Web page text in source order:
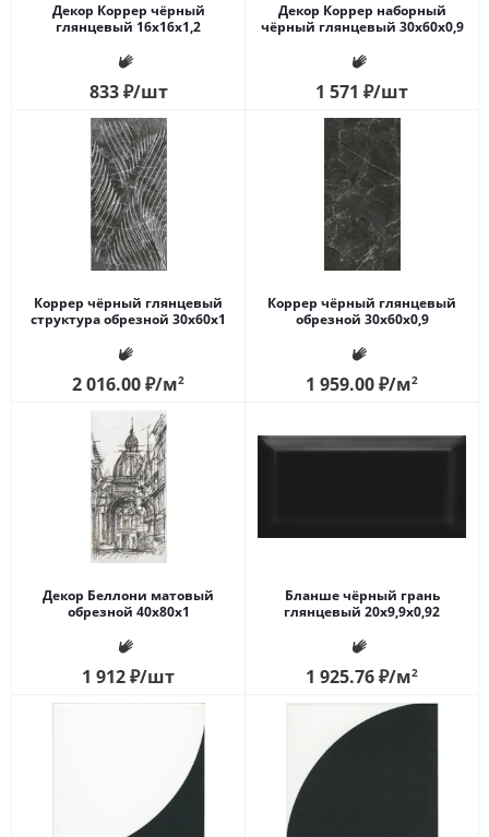
Декор Коррер чёрный
глянцевый 16x16x1,2
833₽/шт
Декор Коррер наборный
чёрный глянцевый 30x60x0,9
1 571 ₽/шт
Коррер чёрный глянцевый
структура обрезной 30x60x1
2 016.00₽/м2
Коррер чёрный глянцевый
обрезной 30x60x0,9
1 959.00₽/м2
Декор Беллони матовый
обрезной 40x80x1
1 912₽/шт
Бланше чёрный грань
глянцевый 20x9,9x0,92
1 925.76₽/м2